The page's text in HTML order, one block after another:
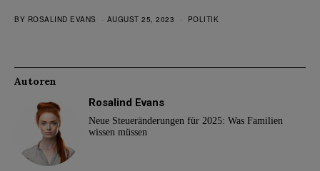
BY ROSALIND EVANS AUGUST 25, 2023 POLITIK
Autoren
Rosalind Evans
Neue Steueränderungen für 2025: Was Familien
wissen müssen